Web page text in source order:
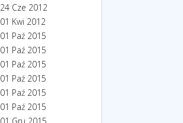
24 Cze 2012
01 Kwi 2012
01 Paź 2015
01 Paź 2015
01 Paź 2015
01 Paź 2015
01 Paź 2015
01 Paź 2015